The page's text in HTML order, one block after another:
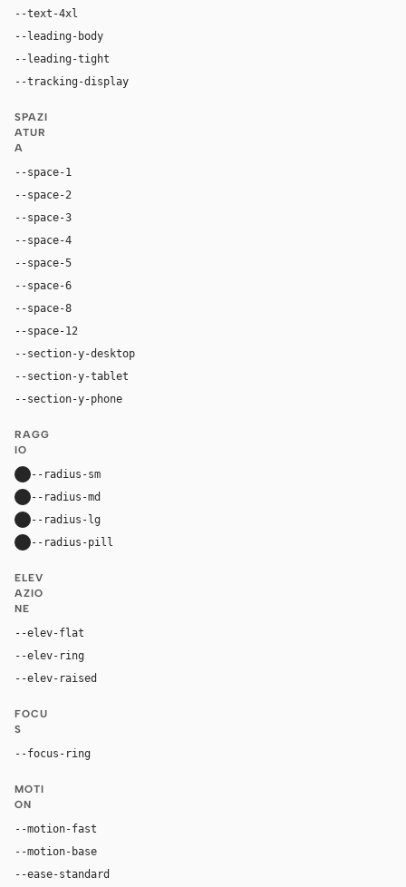
--text-4xl
--leading-body
--leading-tight
--tracking-display
SPAZI
ATUR
A
--space-1
--space-2
--space-3
--space-4
--space-5
--space-6
--space-8
--space-12
--section-y-desktop
--section-y-tablet
--section-y-phone
RAGG
IO
--radius-sm
--radius-md
--radius-lg
--radius-pill
ELEV
AZIO
NE
--elev-flat
--elev-ring
--elev-raised
FOCU
S
--focus-ring
MOTI
ON
--motion-fast
--motion-base
--ease-standard